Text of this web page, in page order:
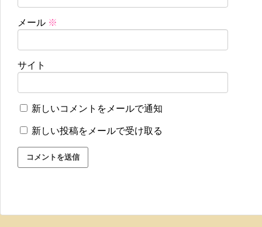
メール ※
サイト
新しいコメントをメールで通知
新しい投稿をメールで受け取る